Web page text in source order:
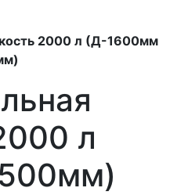
2000 л (Д-1600мм
л